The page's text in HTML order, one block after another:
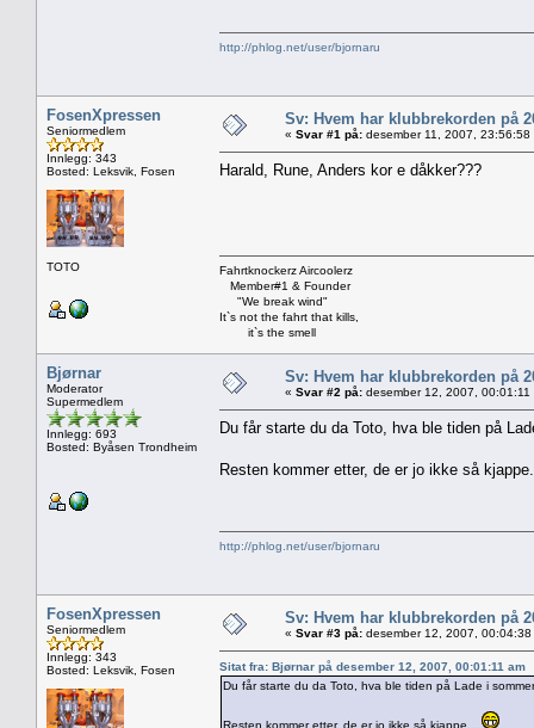
http://phlog.net/user/bjornaru
FosenXpressen
Seniormedlem
Innlegg: 343
Bosted: Leksvik, Fosen
TOTO
Sv: Hvem har klubbrekorden på
« Svar #1 på: desember 11, 2007, 23:56:58
Harald, Rune, Anders kor e dåkker???
Fahrtknockerz Aircoolerz
Member#1 & Founder
"We break wind"
It`s not the fahrt that kills,
it`s the smell
Bjørnar
Moderator
Supermedlem
Innlegg: 693
Bosted: Byåsen Trondheim
Sv: Hvem har klubbrekorden på
« Svar #2 på: desember 12, 2007, 00:01:11
Du får starte du da Toto, hva ble tiden på
Resten kommer etter, de er jo ikke så
http://phlog.net/user/bjornaru
FosenXpressen
Seniormedlem
Innlegg: 343
Bosted: Leksvik, Fosen
Sv: Hvem har klubbrekorden på
« Svar #3 på: desember 12, 2007, 00:04:38
Sitat fra: Bjørnar på desember 12, 2007, 00:01:11 am
Du får starte du da Toto, hva ble tiden på Lade i
Resten kommer etter, de er jo ikke så kjappe...